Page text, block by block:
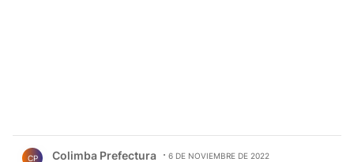
CP Colimba Prefectura 6 DE NOVIEMBRE DE 2022